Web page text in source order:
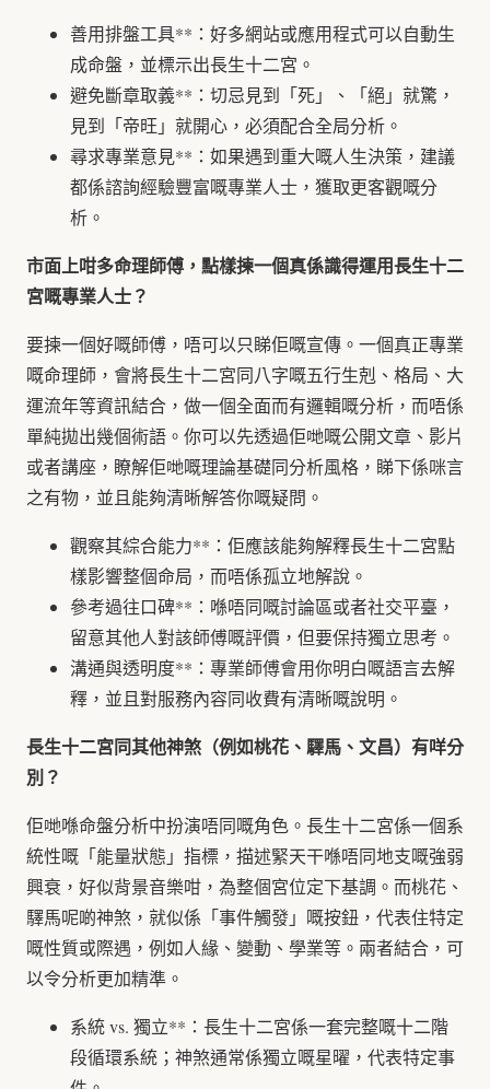
善用排盤工具**：好多網站或應用程式可以自動生
成命盤，並標示出長生十二宮。
避免斷章取義**：切忌見到「死」、「絕」就驚，
見到「帝旺」就開心，必須配合全局分析。
尋求專業意見**：如果遇到重大嘅人生決策，建議
都係諮詢經驗豐富嘅專業人士，獲取更客觀嘅分
析。
市面上咁多命理師傅，點樣揀一個真係識得運用長生十二
宮嘅專業人士？
要揀一個好嘅師傅，唔可以只睇佢嘅宣傳。一個真正專業
嘅命理師，會將長生十二宮同八字嘅五行生剋、格局、大
運流年等資訊結合，做一個全面而有邏輯嘅分析，而唔係
單純拋出幾個術語。你可以先透過佢哋嘅公開文章、影片
或者講座，瞭解佢哋嘅理論基礎同分析風格，睇下係咪言
之有物，並且能夠清晰解答你嘅疑問。
觀察其綜合能力**：佢應該能夠解釋長生十二宮點
樣影響整個命局，而唔係孤立地解說。
參考過往口碑**：喺唔同嘅討論區或者社交平臺，
留意其他人對該師傅嘅評價，但要保持獨立思考。
溝通與透明度**：專業師傅會用你明白嘅語言去解
釋，並且對服務內容同收費有清晰嘅說明。
長生十二宮同其他神煞（例如桃花、驛馬、文昌）有咩分
別？
佢哋喺命盤分析中扮演唔同嘅角色。長生十二宮係一個系
統性嘅「能量狀態」指標，描述緊天干喺唔同地支嘅強弱
興衰，好似背景音樂咁，為整個宮位定下基調。而桃花、
驛馬呢啲神煞，就似係「事件觸發」嘅按鈕，代表住特定
嘅性質或際遇，例如人緣、變動、學業等。兩者結合，可
以令分析更加精準。
系統 vs. 獨立**：長生十二宮係一套完整嘅十二階
段循環系統；神煞通常係獨立嘅星曜，代表特定事